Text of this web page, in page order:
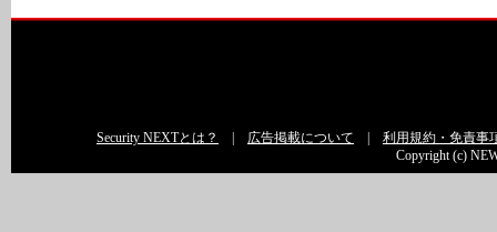
Security NEXTとは？ 広告掲載について
利用規約・免責事
Copyright (c)